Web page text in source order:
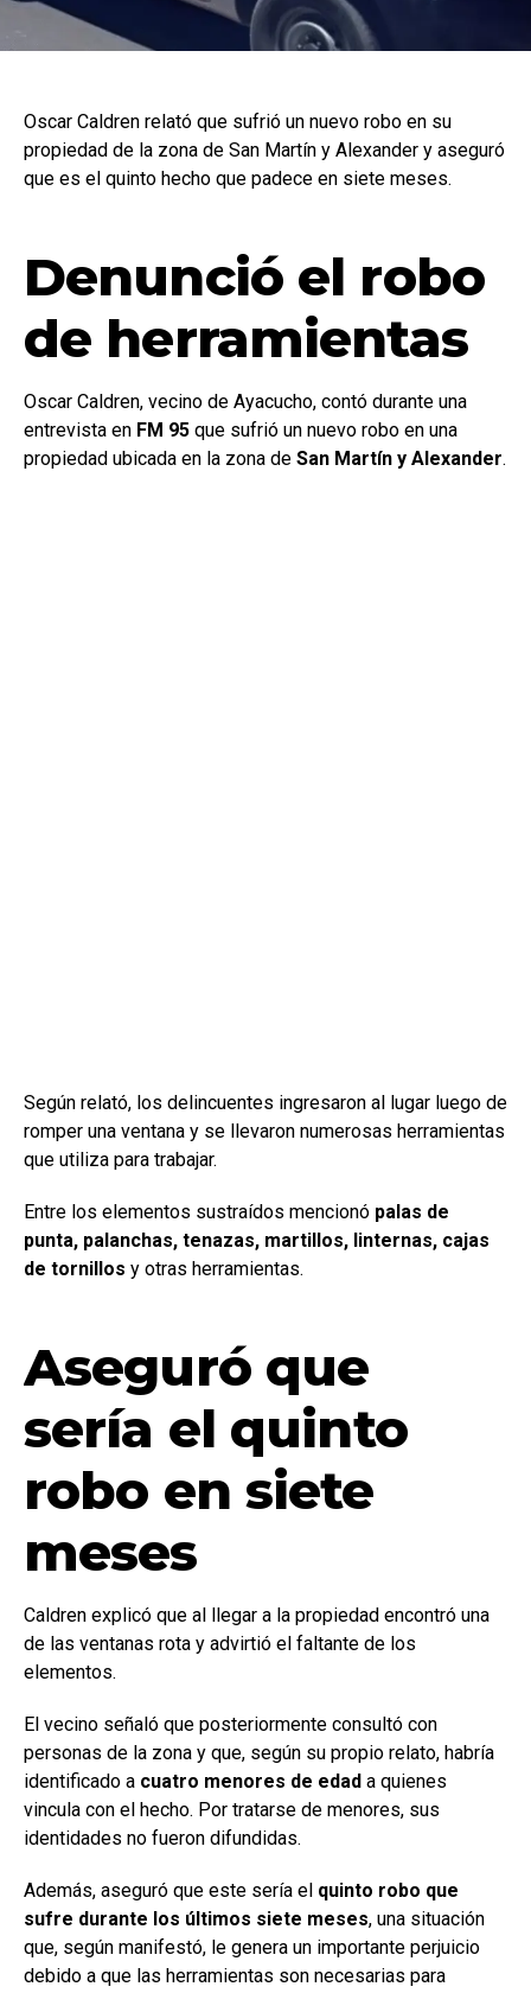
Oscar Caldren relató que sufrió un nuevo robo en su
propiedad de la zona de San Martín y Alexander y aseguró
que es el quinto hecho que padece en siete meses.
Denunció el robo
de herramientas
Oscar Caldren, vecino de Ayacucho, contó durante una
entrevista en FM 95 que sufrió un nuevo robo en una
propiedad ubicada en la zona de San Martín y Alexander.
Según relató, los delincuentes ingresaron al lugar luego de
romper una ventana y se llevaron numerosas herramientas
que utiliza para trabajar.
Entre los elementos sustraídos mencionó palas de
punta, palanchas, tenazas, martillos, linternas, cajas
de tornillos y otras herramientas.
Aseguró que
sería el quinto
robo en siete
meses
Caldren explicó que al llegar a la propiedad encontró una
de las ventanas rota y advirtió el faltante de los
elementos.
El vecino señaló que posteriormente consultó con
personas de la zona y que, según su propio relato, habría
identificado a cuatro menores de edad a quienes
vincula con el hecho. Por tratarse de menores, sus
identidades no fueron difundidas.
Además, aseguró que este sería el quinto robo que
sufre durante los últimos siete meses, una situación
que, según manifestó, le genera un importante perjuicio
debido a que las herramientas son necesarias para